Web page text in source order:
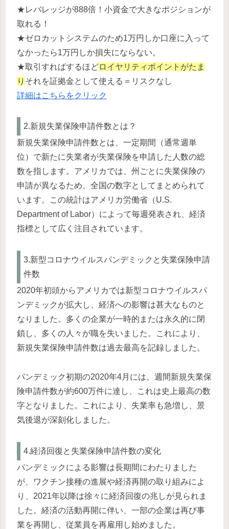
★レバレッジが888倍！小資金で大きなポジションが
取れる！
★ゼロカットシステムのため1万円しか口座に入って
なかったら1万円しか損失にならない。
★取引すればするほどロイヤリティポイントがたま
り それを証拠金として使える＝リスクなし
詳細はこちらをクリック
2.新規失業保険申請件数とは？
新規失業保険申請件数とは、一定期間（通常週単
位）で新たに失業者が失業保険を申請した人数の総
数を指します。アメリカでは、州ごとに失業保険の
申請が異なるため、全国の数字としてまとめられて
います。この統計はアメリカ労働省（U.S.
Department of Labor）によって毎週発表され、経済
指標として広く注目されています。
3.新型コロナウイルスパンデミックと失業保険申請
件数
2020年初頭からアメリカでは新型コロナウイルスパ
ンデミックが拡大し、経済への影響は甚大なものと
なりました。多くの企業が一時的または永久的に閉
鎖し、多くの人々が職を失いました。これにより、
新規失業保険申請件数は過去最高を記録しました。
パンデミック初期の2020年4月には、週間新規失業保
険申請件数が約600万件に達し、これは史上最高の数
字となりました。これにより、失業率も急増し、景
気後退が深刻化しました。
4.経済回復と失業保険申請件数の変化
パンデミックによる影響は長期間にわたりました
が、ワクチン接種の進展や経済再開の取り組みによ
り、2021年以降は徐々に経済回復の兆しが見られま
した。経済の活動再開に伴い、一部の企業は再び事
業を再開し、従業員を再雇用し始めました。